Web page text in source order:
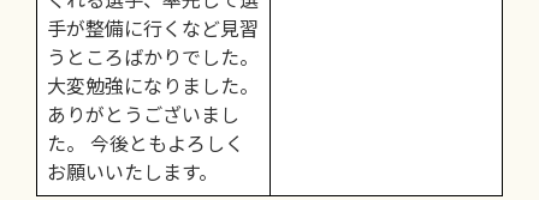
手が整備に行くなど見習
うところばかりでした。
大変勉強になりました。
ありがとうございまし
た。 今後ともよろしく
お願いいたします。